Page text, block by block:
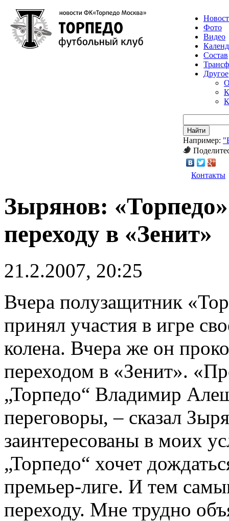
Фото
Видео
Состав
Другое
Найти
Например:
Контакты
Зырянов:
переходу в «Зенит»
21.2.2007, 20:25
Вчера полузащитник
принял участия в игре
колена. Вчера же он
переходом в «Зенит».
„Торпедо“ Владимир
переговоры, – сказал
заинтересованы в моих
„Торпедо“ хочет
премьер-лиге. И тем
переходу. Мне трудно